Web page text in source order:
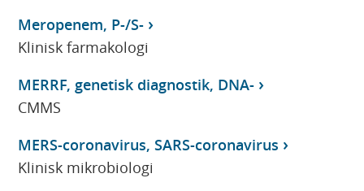
Meropenem, P-/S-
Klinisk farmakologi
MERRF, genetisk diagnostik, DNA-
CMMS
MERS-coronavirus, SARS-coronavirus
Klinisk mikrobiologi